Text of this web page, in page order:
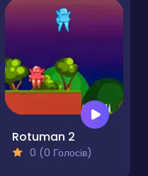
Rotuman 2
0 (0 Голосів)